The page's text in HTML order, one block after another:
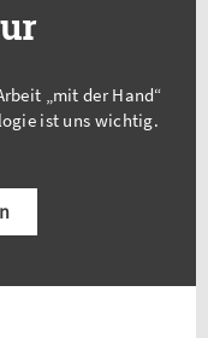
„mit der Hand“
ist uns wichtig.